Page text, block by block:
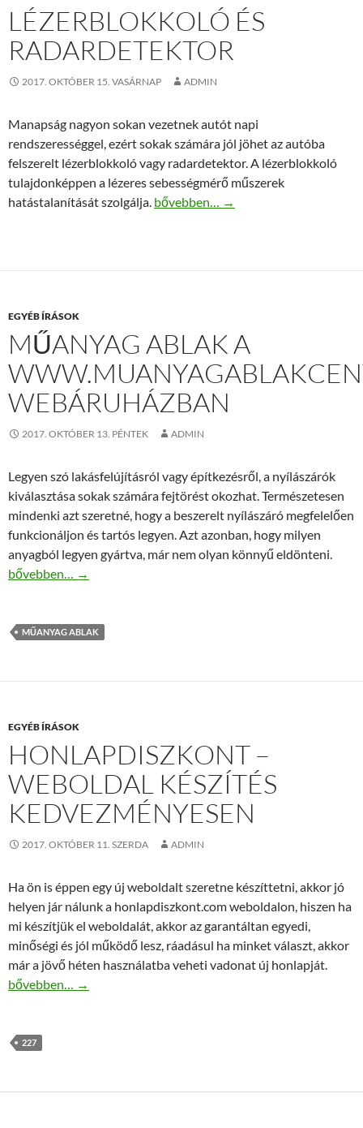
LÉZERBLOKKOLÓ ÉS
RADARDETEKTOR
2017. OKTÓBER 15. VASÁRNAP ADMIN
Manapság nagyon sokan vezetnek autót napi
rendszerességgel, ezért sokak számára jól jöhet az autóba
felszerelt lézerblokkoló vagy radardetektor. A lézerblokkoló
tulajdonképpen a lézeres sebességmérő műszerek
hatástalanítását szolgálja. Lézerblokkoló és radardetektor
bővebben… →
EGYÉB ÍRÁSOK
MŰANYAG ABLAK A
WEBÁRUHÁZBAN
2017. OKTÓBER 13. PÉNTEK ADMIN
Legyen szó lakásfelújításról vagy építkezésről, a nyílászárók
kiválasztása sokak számára fejtörést okozhat. Természetesen
mindenki azt szeretné, hogy a beszerelt nyílászáró megfelelően
funkcionáljon és tartós legyen. Azt azonban, hogy milyen
anyagból legyen gyártva, már nem olyan könnyű eldönteni.
Műanyag ablak a www.muanyagablakcentrum.hu
bővebben… →
MŰANYAG ABLAK
EGYÉB ÍRÁSOK
HONLAPDISZKONT –
WEBOLDAL KÉSZÍTÉS
KEDVEZMÉNYESEN
2017. OKTÓBER 11. SZERDA ADMIN
Ha ön is éppen egy új weboldalt szeretne készíttetni, akkor jó
helyen jár nálunk a honlapdiszkont.com weboldalon, hiszen ha
mi készítjük el weboldalát, akkor az garantáltan egyedi,
minőségi és jól működő lesz, ráadásul ha minket választ, akkor
már a jövő héten használatba veheti vadonat új honlapját.
Honlapdiszkont – weboldal készítés kedvezményesen
bővebben… →
227